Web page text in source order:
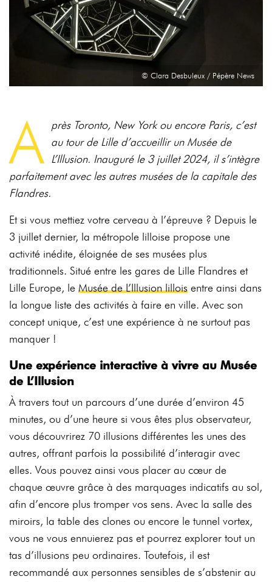
© Clara Desbuleux / Pépère News
A
près Toronto, New York ou encore Paris, c’est
au tour de Lille d’accueillir un Musée de
L’Illusion. Inauguré le 3 juillet 2024, il s’intègre
parfaitement avec les autres musées de la capitale des
Flandres.
Et si vous mettiez votre cerveau à l’épreuve ? Depuis le
3 juillet dernier, la métropole lilloise propose une
activité inédite, éloignée de ses musées plus
traditionnels. Situé entre les gares de Lille Flandres et
Lille Europe, leMusée de L’Illusion lillois entre ainsi dans
la longue liste des activités à faire en ville. Avec son
concept unique, c’est une expérience à ne surtout pas
manquer !
Une expérience interactive à vivre au Musée
de L’Illusion
À travers tout un parcours d’une durée d’environ 45
minutes, ou d’une heure si vous êtes plus observateur,
vous découvrirez 70 illusions différentes les unes des
autres, offrant parfois la possibilité d’interagir avec
elles. Vous pouvez ainsi vous placer au cœur de
chaque œuvre grâce à des marquages indicatifs au sol,
afin d’encore plus tromper vos sens. Avec la salle des
miroirs, la table des clones ou encore le tunnel vortex,
vous ne vous ennuierez pas et pourrez explorer tout un
tas d’illusions peu ordinaires. Toutefois, il est
recommandé aux personnes sensibles de s’abstenir au